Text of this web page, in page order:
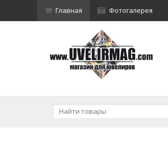
Главная Фотогалерея